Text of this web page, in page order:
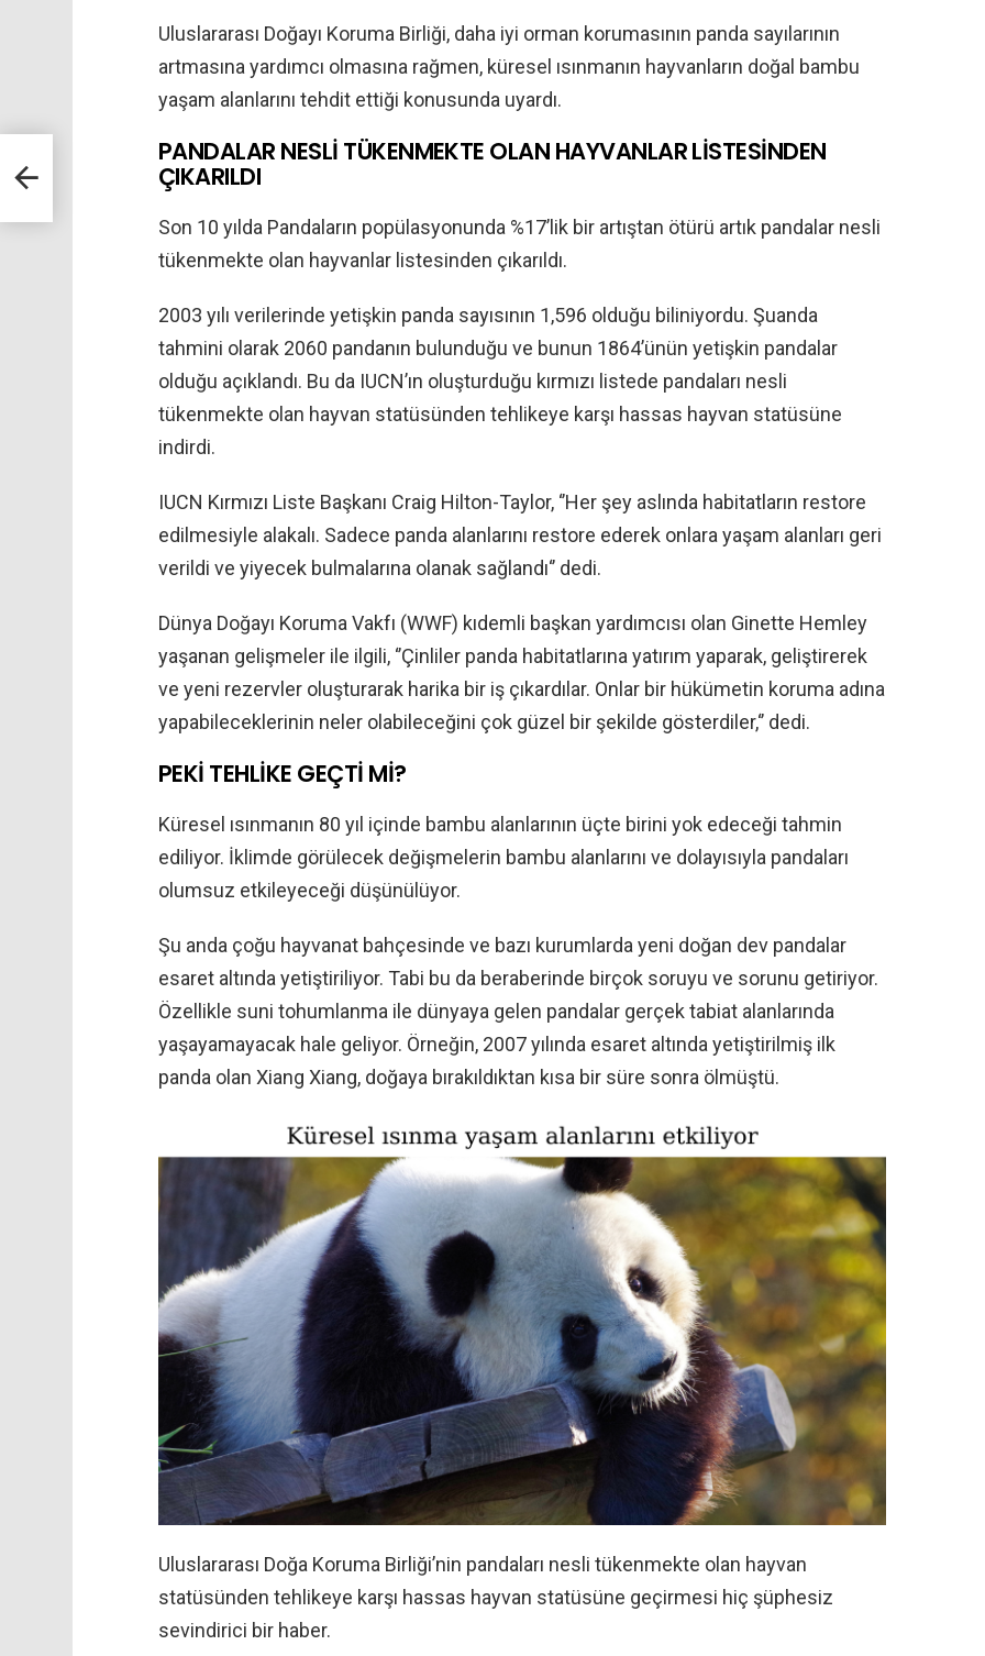
Uluslararası Doğayı Koruma Birliği, daha iyi orman korumasının panda sayılarının
artmasına yardımcı olmasına rağmen, küresel ısınmanın hayvanların doğal bambu
yaşam alanlarını tehdit ettiği konusunda uyardı.
PANDALAR NESLİ TÜKENMEKTE OLAN HAYVANLAR LİSTESİNDEN
ÇIKARILDI
Son 10 yılda Pandaların popülasyonunda %17’lik bir artıştan ötürü artık pandalar nesli
tükenmekte olan hayvanlar listesinden çıkarıldı.
2003 yılı verilerinde yetişkin panda sayısının 1,596 olduğu biliniyordu. Şuanda
tahmini olarak 2060 pandanın bulunduğu ve bunun 1864’ünün yetişkin pandalar
olduğu açıklandı. Bu da IUCN’ın oluşturduğu kırmızı listede pandaları nesli
tükenmekte olan hayvan statüsünden tehlikeye karşı hassas hayvan statüsüne
indirdi.
IUCN Kırmızı Liste Başkanı Craig Hilton-Taylor, ‘’Her şey aslında habitatların restore
edilmesiyle alakalı. Sadece panda alanlarını restore ederek onlara yaşam alanları geri
verildi ve yiyecek bulmalarına olanak sağlandı‘’ dedi.
Dünya Doğayı Koruma Vakfı (WWF) kıdemli başkan yardımcısı olan Ginette Hemley
yaşanan gelişmeler ile ilgili, ‘’Çinliler panda habitatlarına yatırım yaparak, geliştirerek
ve yeni rezervler oluşturarak harika bir iş çıkardılar. Onlar bir hükümetin koruma adına
yapabileceklerinin neler olabileceğini çok güzel bir şekilde gösterdiler,‘’ dedi.
PEKİ TEHLİKE GEÇTİ Mİ?
Küresel ısınmanın 80 yıl içinde bambu alanlarının üçte birini yok edeceği tahmin
ediliyor. İklimde görülecek değişmelerin bambu alanlarını ve dolayısıyla pandaları
olumsuz etkileyeceği düşünülüyor.
Şu anda çoğu hayvanat bahçesinde ve bazı kurumlarda yeni doğan dev pandalar
esaret altında yetiştiriliyor. Tabi bu da beraberinde birçok soruyu ve sorunu getiriyor.
Özellikle suni tohumlanma ile dünyaya gelen pandalar gerçek tabiat alanlarında
yaşayamayacak hale geliyor. Örneğin, 2007 yılında esaret altında yetiştirilmiş ilk
panda olan Xiang Xiang, doğaya bırakıldıktan kısa bir süre sonra ölmüştü.
Uluslararası Doğa Koruma Birliği’nin pandaları nesli tükenmekte olan hayvan
statüsünden tehlikeye karşı hassas hayvan statüsüne geçirmesi hiç şüphesiz
sevindirici bir haber.